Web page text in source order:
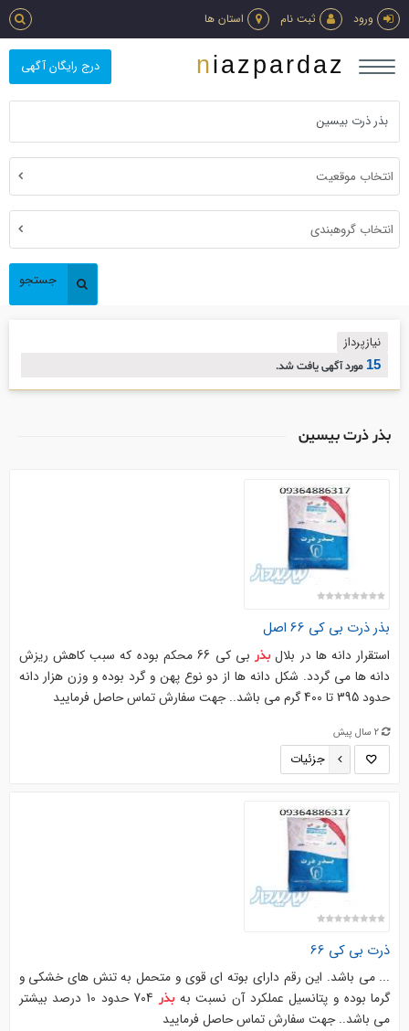
ورود ثبت نام استان ها
درج رایگان آگهی niazpardaz
انتخاب موقعیت
انتخاب گروهبندی
جستجو
نیازپرداز
15 مورد آگهی یافت شد.
بذر ذرت بیسین
بذرذرت بی کی 66 اصل
استقرار دانه ها در بلالبذر
بی کی 66 محکم بوده که سبب کاهش ریزش
دانه ها می گردد. شکل دانه ها از دو نوع پهن و گرد بوده و وزن هزار دانه
حدود 395 تا 400 گرم می باشد.. جهت سفارش تماس حاصل فرمایید
2 سال پیش
جزئیات
ذرت بی کی 66
... می باشد. این رقم دارای بوته ای قوی و متحمل به تنش های خشکی و
گرما بوده و پتانسیل عملکرد آن نسبت بهبذر
704 حدود 10 درصد بیشتر
می باشد.. جهت سفارش تماس حاصل فرمایید